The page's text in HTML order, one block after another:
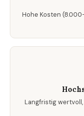
Hohe Kosten
Langfristig